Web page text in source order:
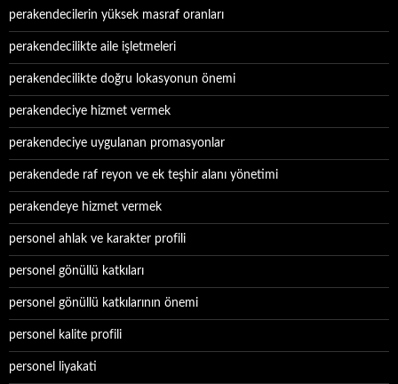
perakendecilerin yüksek masraf oranları
perakendecilikte aile işletmeleri
perakendecilikte doğru lokasyonun önemi
perakendeciye hizmet vermek
perakendeciye uygulanan promasyonlar
perakendede raf reyon ve ek teşhir alanı yönetimi
perakendeye hizmet vermek
personel ahlak ve karakter profili
personel gönüllü katkıları
personel gönüllü katkılarının önemi
personel kalite profili
personel liyakati